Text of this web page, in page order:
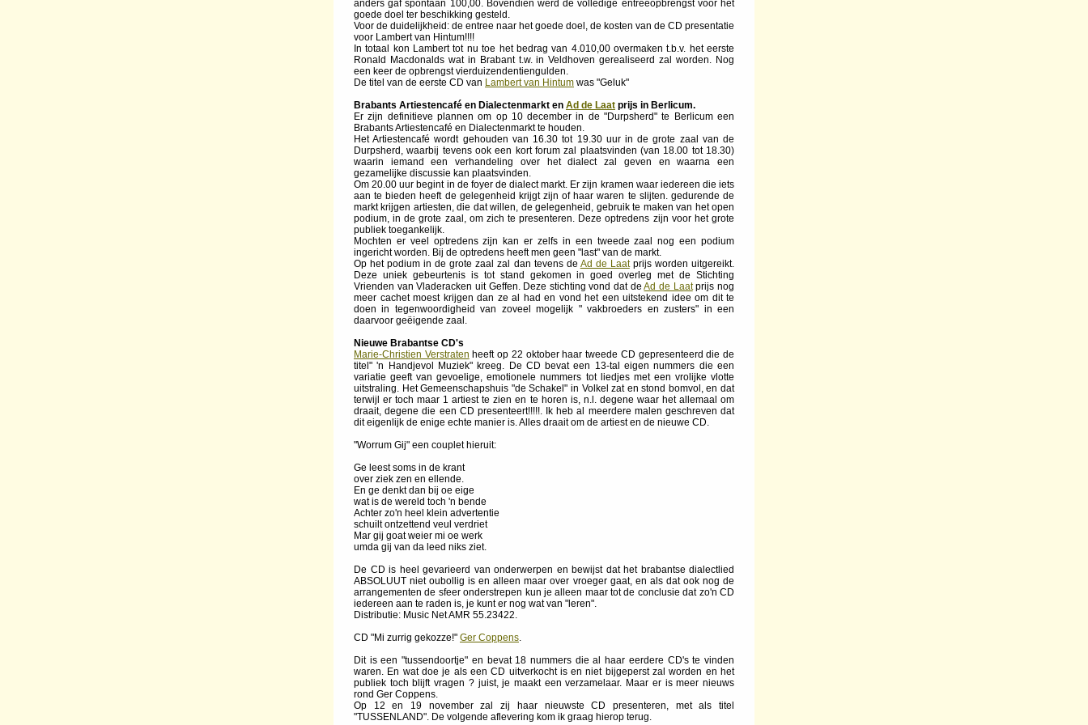
anders gaf spontaan 100,00. Bovendien werd de volledige entreeopbrengst voor het
goede doel ter beschikking gesteld.
Voor de duidelijkheid: de entree naar het goede doel, de kosten van de CD presentatie
voor Lambert van Hintum!!!!
In totaal kon Lambert tot nu toe het bedrag van 4.010,00 overmaken t.b.v. het eerste
Ronald Macdonalds wat in Brabant t.w. in Veldhoven gerealiseerd zal worden. Nog
een keer de opbrengst vierduizendentiengulden.
De titel van de eerste CD van Lambert van Hintum was "Geluk"
Brabants Artiestencafé en Dialectenmarkt en Ad de Laat prijs in Berlicum.
Er zijn definitieve plannen om op 10 december in de "Durpsherd" te Berlicum een
Brabants Artiestencafé en Dialectenmarkt te houden.
Het Artiestencafé wordt gehouden van 16.30 tot 19.30 uur in de grote zaal van de
Durpsherd, waarbij tevens ook een kort forum zal plaatsvinden (van 18.00 tot 18.30)
waarin iemand een verhandeling over het dialect zal geven en waarna een
gezamelijke discussie kan plaatsvinden.
Om 20.00 uur begint in de foyer de dialect markt. Er zijn kramen waar iedereen die iets
aan te bieden heeft de gelegenheid krijgt zijn of haar waren te slijten. gedurende de
markt krijgen artiesten, die dat willen, de gelegenheid, gebruik te maken van het open
podium, in de grote zaal, om zich te presenteren. Deze optredens zijn voor het grote
publiek toegankelijk.
Mochten er veel optredens zijn kan er zelfs in een tweede zaal nog een podium
ingericht worden. Bij de optredens heeft men geen "last" van de markt.
Op het podium in de grote zaal zal dan tevens de Ad de Laatprijs worden uitgereikt.
Deze uniek gebeurtenis is tot stand gekomen in goed overleg met de Stichting
Vrienden van Vladeracken uit Geffen. Deze stichting vond dat deAd de Laatprijs nog
meer cachet moest krijgen dan ze al had en vond het een uitstekend idee om dit te
doen in tegenwoordigheid van zoveel mogelijk " vakbroeders en zusters" in een
daarvoor geëigende zaal.
Nieuwe Brabantse CD's
Marie-Christien Verstraten heeft op 22 oktober haar tweede CD gepresenteerd die de
titel" 'n Handjevol Muziek" kreeg. De CD bevat een 13-tal eigen nummers die een
variatie geeft van gevoelige, emotionele nummers tot liedjes met een vrolijke vlotte
uitstraling. Het Gemeenschapshuis "de Schakel" in Volkel zat en stond bomvol, en dat
terwijl er toch maar 1 artiest te zien en te horen is, n.l. degene waar het allemaal om
draait, degene die een CD presenteert!!!!!. Ik heb al meerdere malen geschreven dat
dit eigenlijk de enige echte manier is. Alles draait om de artiest en de nieuwe CD.
"Worrum Gij" een couplet hieruit:
Ge leest soms in de krant
over ziek zen en ellende.
En ge denkt dan bij oe eige
wat is de wereld toch 'n bende
Achter zo'n heel klein advertentie
schuilt ontzettend veul verdriet
Mar gij goat weier mi oe werk
umda gij van da leed niks ziet.
De CD is heel gevarieerd van onderwerpen en bewijst dat het brabantse dialectlied
ABSOLUUT niet oubollig is en alleen maar over vroeger gaat, en als dat ook nog de
arrangementen de sfeer onderstrepen kun je alleen maar tot de conclusie dat zo'n CD
iedereen aan te raden is, je kunt er nog wat van "leren".
Distributie: Music Net AMR 55.23422.
CD "Mi zurrig gekozze!" Ger Coppens.
Dit is een "tussendoortje" en bevat 18 nummers die al haar eerdere CD's te vinden
waren. En wat doe je als een CD uitverkocht is en niet bijgeperst zal worden en het
publiek toch blijft vragen ? juist, je maakt een verzamelaar. Maar er is meer nieuws
rond Ger Coppens.
Op 12 en 19 november zal zij haar nieuwste CD presenteren, met als titel
"TUSSENLAND". De volgende aflevering kom ik graag hierop terug.